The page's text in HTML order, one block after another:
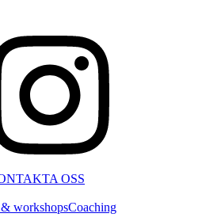
OSS
workshopsCoaching